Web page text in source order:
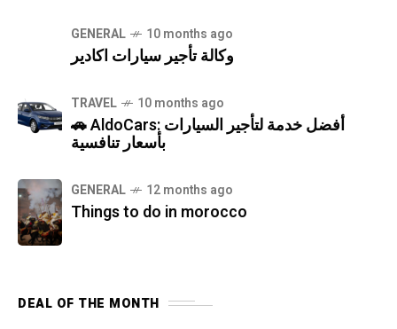
GENERAL 10 months ago
وكالة تأجير سيارات اكادير
TRAVEL 10 months ago
🚗 AldoCars: أفضل خدمة لتأجير السيارات
بأسعار تنافسية
GENERAL 12 months ago
Things to do in morocco
DEAL OF THE MONTH